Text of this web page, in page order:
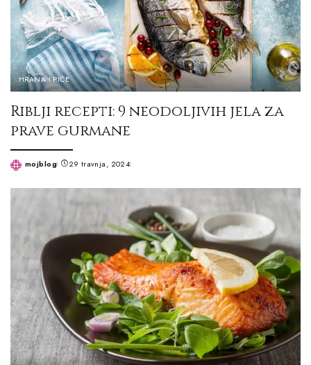
HRANA I PIĆE
Riblji recepti: 9 neodoljivih jela za
prave gurmane
Postedmojblog 29 travnja, 2024